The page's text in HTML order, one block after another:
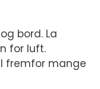
bord. La
for luft.
fremfor mange